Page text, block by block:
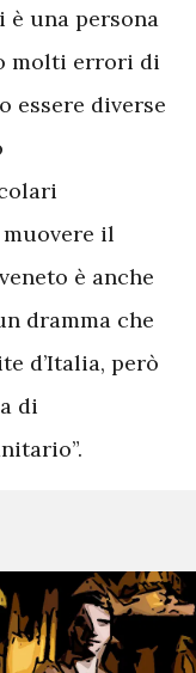
è una persona
molti errori di
essere diverse
il
è anche
dramma che
d’Italia, però
di